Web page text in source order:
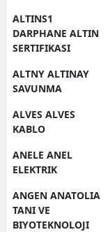
ALTINS1
DARPHANE ALTIN
SERTIFIKASI
ALTNY ALTINAY
SAVUNMA
ALVES ALVES
KABLO
ANELE ANEL
ELEKTRIK
ANGEN ANATOLIA
TANI VE
BIYOTEKNOLOJI